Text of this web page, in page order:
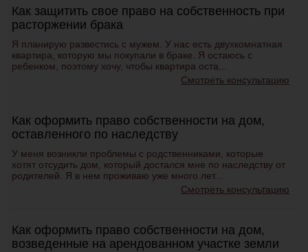
Как защитить свое право на собственность при
расторжении брака
Я планирую развестись с мужем. У нас есть двухкомнатная
квартира, которую мы покупали в браке. Я остаюсь с
ребенком, поэтому хочу, чтобы квартира оста...
Смотреть консультацию
Как оформить право собственности на дом,
оставленного по наследству
У меня возникли проблемы с родственниками, которые
хотят отсудить дом, который достался мне по наследству от
родителей. Я в нем проживаю уже много лет...
Смотреть консультацию
Как оформить право собственности на дом,
возведенные на арендованном участке земли